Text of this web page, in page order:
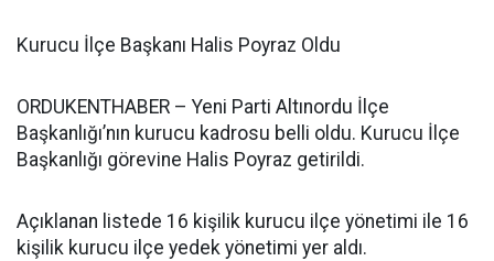
Kurucu İlçe Başkanı Halis Poyraz Oldu
ORDUKENTHABER – Yeni Parti Altınordu İlçe
Başkanlığı’nın kurucu kadrosu belli oldu. Kurucu İlçe
Başkanlığı görevine Halis Poyraz getirildi.
Açıklanan listede 16 kişilik kurucu ilçe yönetimi ile 16
kişilik kurucu ilçe yedek yönetimi yer aldı.